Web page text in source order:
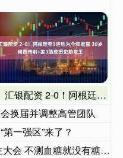
汇银配资 2-0！阿根廷夺3连胜为今年收官 38岁梅西传射+
换届并调整高管团队
一强区”来了？
不测血糖就没有糖尿病？